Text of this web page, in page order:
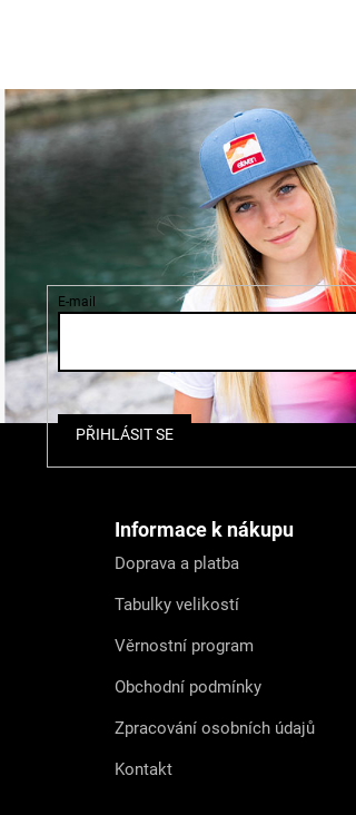
E-mail
PŘIHLÁSIT SE
Informace k nákupu
Doprava a platba
Tabulky velikostí
Věrnostní program
Obchodní podmínky
Zpracování osobních údajů
Kontakt